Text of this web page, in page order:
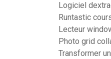
Logiciel
Runtastic
Lecteur
Photo grid
Transformer